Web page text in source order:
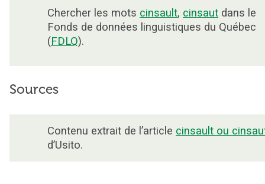
Chercher les mots cinsault, cinsaut dans le
Fonds de données linguistiques du Québec
(FDLQ).
Sources
Contenu extrait de l’article cinsault ou
d’Usito.